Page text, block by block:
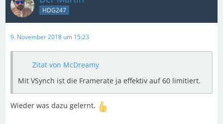
HDG247
9. November 2018 um 15:23
Zitat von McDreamy
Mit VSynch ist die Framerate ja effektiv auf 60 limitiert.
Wieder was dazu gelernt.